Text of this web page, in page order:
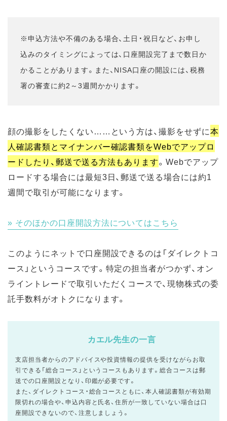
※申込方法や不備のある場合、土日・祝日など、お申し
込みのタイミングによっては、口座開設完了まで数日か
かることがあります。また、NISA口座の開設には、税務
署の審査に約2～3週間かかります。
顔の撮影をしたくない……という方は、撮影をせずに本
人確認書類とマイナンバー確認書類をWebでアップロ
ードしたり、郵送で送る方法もあります。Webでアップ
ロードする場合には最短3日、郵送で送る場合には約1
週間で取引が可能になります。
そのほかの口座開設方法についてはこちら
このようにネットで口座開設できるのは「ダイレクトコ
ース」というコースです。特定の担当者がつかず、オン
ライントレードで取引いただくコースで、現物株式の委
託手数料がオトクになります。
カエル先生の一言
支店担当者からのアドバイスや投資情報の提供を受けながらお取
引できる「総合コース」というコースもあります。総合コースは郵
送での口座開設となり、印鑑が必要です。
また、ダイレクトコース・総合コースともに、本人確認書類が有効期
限切れの場合や、申込内容と氏名、住所が一致していない場合は口
座開設できないので、注意しましょう。